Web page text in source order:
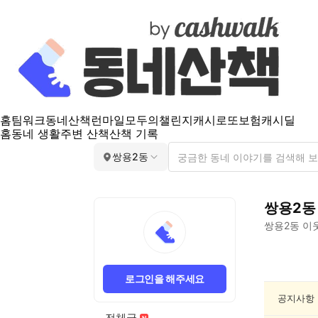
홈팀워크동네산책 런마일모두의챌린지캐시로또보험캐시딜
홈동네 생활주변 산책산책 기록
쌍용2동
로그인을 해주세요
쌍용2동
쌍용2동 이
2
공지사항